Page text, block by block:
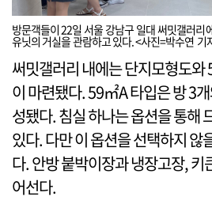
방문객들이 22일 서울 강남구 일대 써밋갤러리
유닛의 거실을 관람하고 있다. <사진=박수연 기
써밋갤러리 내에는 단지모형도
이 마련됐다. 59㎡A 타입은 방 3
성됐다. 침실 하나는 옵션을 통해
있다. 다만 이 옵션을 선택하지 않
다. 안방 붙박이장과 냉장고장, 키
어선다.